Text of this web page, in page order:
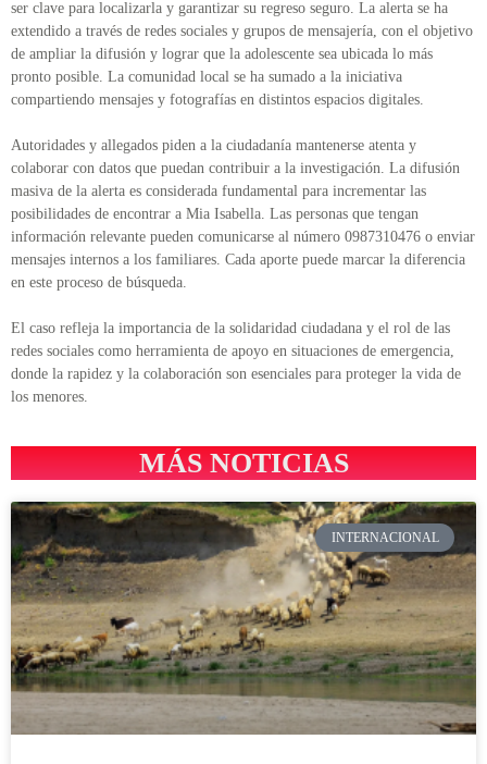
ser clave para localizarla y garantizar su regreso seguro. La alerta se ha
extendido a través de redes sociales y grupos de mensajería, con el objetivo
de ampliar la difusión y lograr que la adolescente sea ubicada lo más
pronto posible. La comunidad local se ha sumado a la iniciativa
compartiendo mensajes y fotografías en distintos espacios digitales.
Autoridades y allegados piden a la ciudadanía mantenerse atenta y
colaborar con datos que puedan contribuir a la investigación. La difusión
masiva de la alerta es considerada fundamental para incrementar las
posibilidades de encontrar a Mia Isabella. Las personas que tengan
información relevante pueden comunicarse al número 0987310476 o enviar
mensajes internos a los familiares. Cada aporte puede marcar la diferencia
en este proceso de búsqueda.
El caso refleja la importancia de la solidaridad ciudadana y el rol de las
redes sociales como herramienta de apoyo en situaciones de emergencia,
donde la rapidez y la colaboración son esenciales para proteger la vida de
los menores.
MÁS NOTICIAS
INTERNACIONAL